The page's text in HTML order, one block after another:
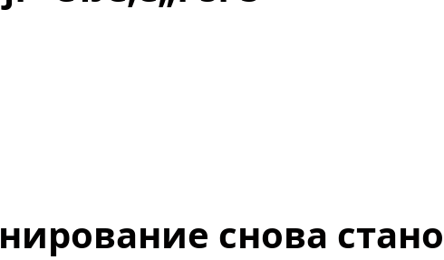
снова